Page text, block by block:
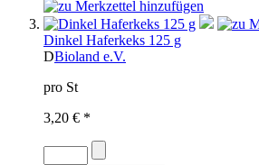
Dinkel Haferkeks 125 g
DBioland e.V.
pro St
3,20 € *